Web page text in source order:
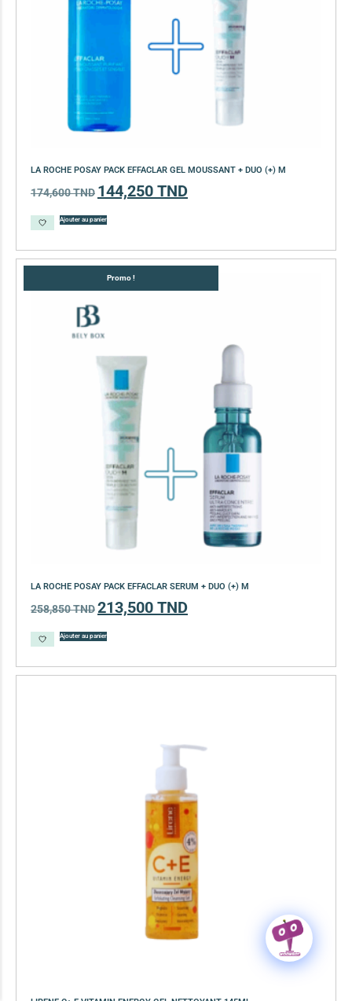
LA ROCHE POSAY PACK EFFACLAR GEL MOUSSANT + DUO (+) M
174,600TND 144,250 TND
Ajouter au panier
Promo !
LA ROCHE POSAY PACK EFFACLAR SERUM + DUO (+) M
258,850TND213,500 TND
Ajouter au panier